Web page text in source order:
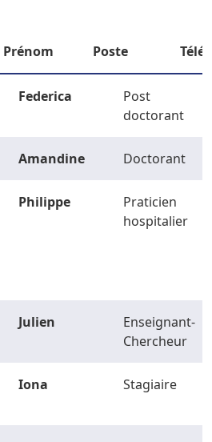
Prénom Poste
Federica
Post
doctorant
Amandine Doctorant
Philippe
Praticien
hospitalier
Julien
Enseignant-
Chercheur
Iona Stagiaire